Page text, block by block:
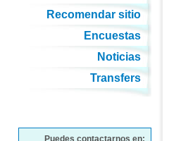
Recomendar sitio
Encuestas
Noticias
Transfers
Puedes contactarnos en: